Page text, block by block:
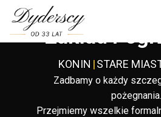
Zakład
KONIN |STARE
Zadbamy o każdy
pożegnania.
Przejmiemy wszelkie